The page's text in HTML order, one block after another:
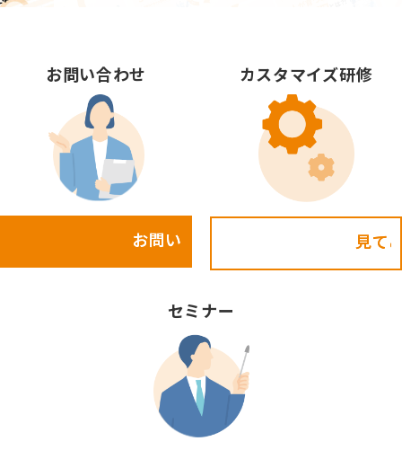
お問い合わせ
お問い合わせ
カスタマイズ研修
セミナー